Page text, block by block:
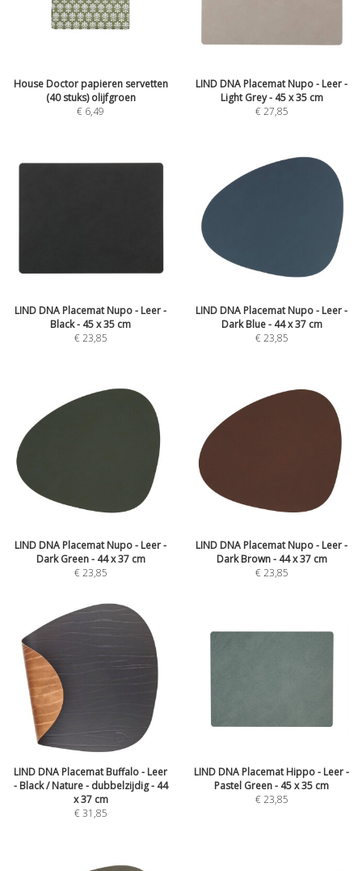
House Doctor papieren servetten
(40 stuks) olijfgroen
€ 6,49
LIND DNA Placemat Nupo - Leer -
Light Grey - 45 x 35 cm
€27,85
LIND DNA Placemat Nupo - Leer -
Black - 45 x 35 cm
€23,85
LIND DNA Placemat Nupo - Leer -
Dark Blue - 44 x 37 cm
€23,85
LIND DNA Placemat Nupo - Leer -
Dark Green - 44 x 37 cm
€23,85
LIND DNA Placemat Nupo - Leer -
Dark Brown - 44 x 37 cm
€23,85
LIND DNA Placemat Buffalo - Leer
- Black / Nature - dubbelzijdig - 44
x 37 cm
€31,85
LIND DNA Placemat Hippo - Leer -
Pastel Green - 45 x 35 cm
€23,85